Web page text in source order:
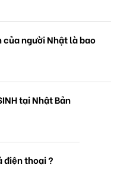
của người Nhật là bao
tại Nhật Bản
điện thoại ?